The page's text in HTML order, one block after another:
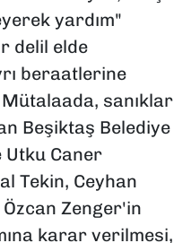
yardım"
delil elde
beraatlerine
sanıklar
Beşiktaş Belediye
Utku Caner
Tekin, Ceyhan
Zenger'in
karar verilmesi,